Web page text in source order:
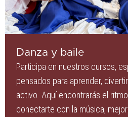
Danza y baile
Participa en nuestros cursos,
pensados para aprender,
activo. Aquí encontrarás el
conectarte con la música,